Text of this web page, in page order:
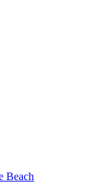
Beach